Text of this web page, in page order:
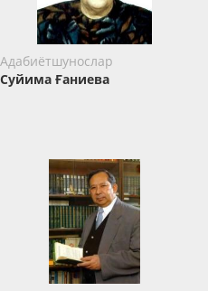
Адабиётшунослар
Суйима Ғаниева